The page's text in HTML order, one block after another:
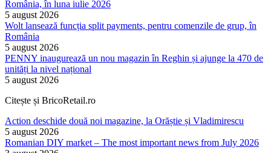
România, în luna iulie 2026
5 august 2026
Wolt lansează funcția split payments, pentru comenzile de grup, în
România
5 august 2026
PENNY inaugurează un nou magazin în Reghin și ajunge la 470 de
unități la nivel național
5 august 2026
Citește și BricoRetail.ro
Action deschide două noi magazine, la Orăștie și Vladimirescu
5 august 2026
Romanian DIY market – The most important news from July 2026